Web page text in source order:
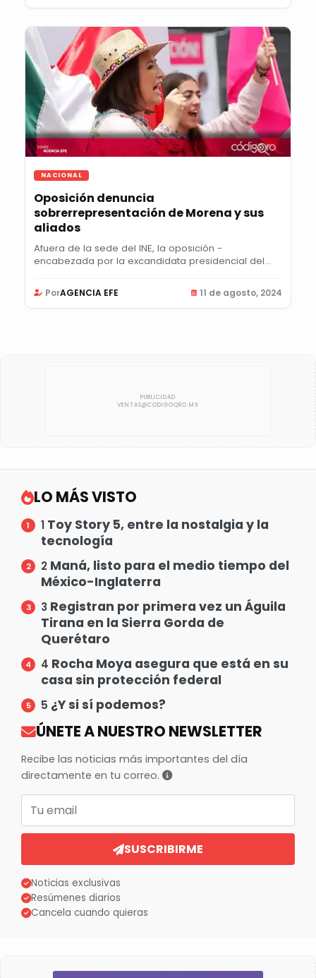
NACIONAL
Oposición denuncia
sobrerrepresentación de Morena y sus
aliados
Afuera de la sede del INE, la oposición -
encabezada por la excandidata presidencial del...
PorAGENCIA EFE 11 de agosto, 2024
LO MÁS VISTO
1 Toy Story 5, entre la nostalgia y la
tecnología
2 Maná, listo para el medio tiempo del
México-Inglaterra
3 Registran por primera vez un Águila
Tirana en la Sierra Gorda de
Querétaro
4 Rocha Moya asegura que está en su
casa sin protección federal
5 ¿Y si sí podemos?
ÚNETE A NUESTRO NEWSLETTER
Recibe las noticias más importantes del día
directamente en tu correo.
SUSCRIBIRME
Noticias exclusivas
Resúmenes diarios
Cancela cuando quieras